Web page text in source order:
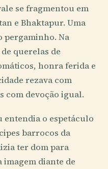
se fragmentou em
e Bhaktapur. Uma
pergaminho. Na
querelas de
honra ferida e
rezava com
com devoção igual.
entendia o espetáculo
barrocos da
ter dom para
diante de